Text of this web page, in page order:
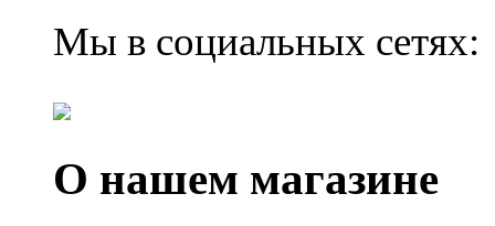
Мы в социальных сетях:
О нашем магазине